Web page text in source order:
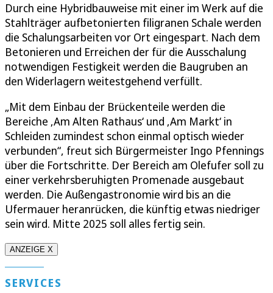
Durch eine Hybridbauweise mit einer im Werk auf die
Stahlträger aufbetonierten filigranen Schale werden
die Schalungsarbeiten vor Ort eingespart. Nach dem
Betonieren und Erreichen der für die Ausschalung
notwendigen Festigkeit werden die Baugruben an
den Widerlagern weitestgehend verfüllt.
„Mit dem Einbau der Brückenteile werden die
Bereiche ‚Am Alten Rathaus‘ und ‚Am Markt‘ in
Schleiden zumindest schon einmal optisch wieder
verbunden“, freut sich Bürgermeister Ingo Pfennings
über die Fortschritte. Der Bereich am Olefufer soll zu
einer verkehrsberuhigten Promenade ausgebaut
werden. Die Außengastronomie wird bis an die
Ufermauer heranrücken, die künftig etwas niedriger
sein wird. Mitte 2025 soll alles fertig sein.
ANZEIGE X
SERVICES